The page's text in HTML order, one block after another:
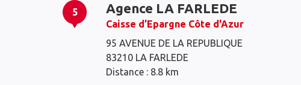
5 Agence LA FARLEDE
Caisse d’Epargne Côte d'Azur
95 AVENUE DE LA REPUBLIQUE
83210 LA FARLEDE
Distance : 8.8 km
La Crau
Le Pradet